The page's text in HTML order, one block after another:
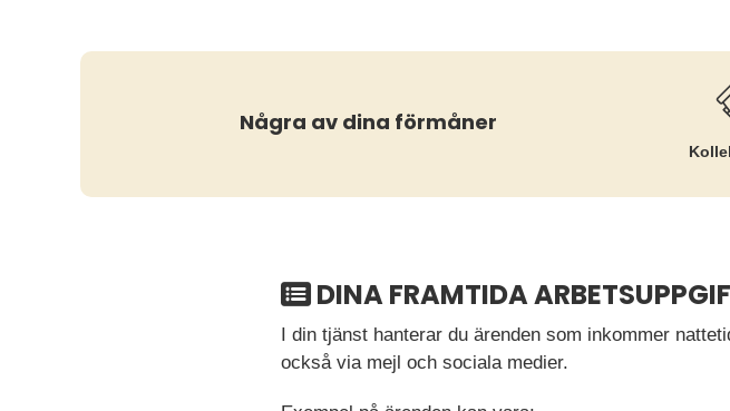
Några av dina förmåner
DINA FRAMTIDA
I din tjänst hanterar du ärenden som inkommer
också via mejl och sociala medier.